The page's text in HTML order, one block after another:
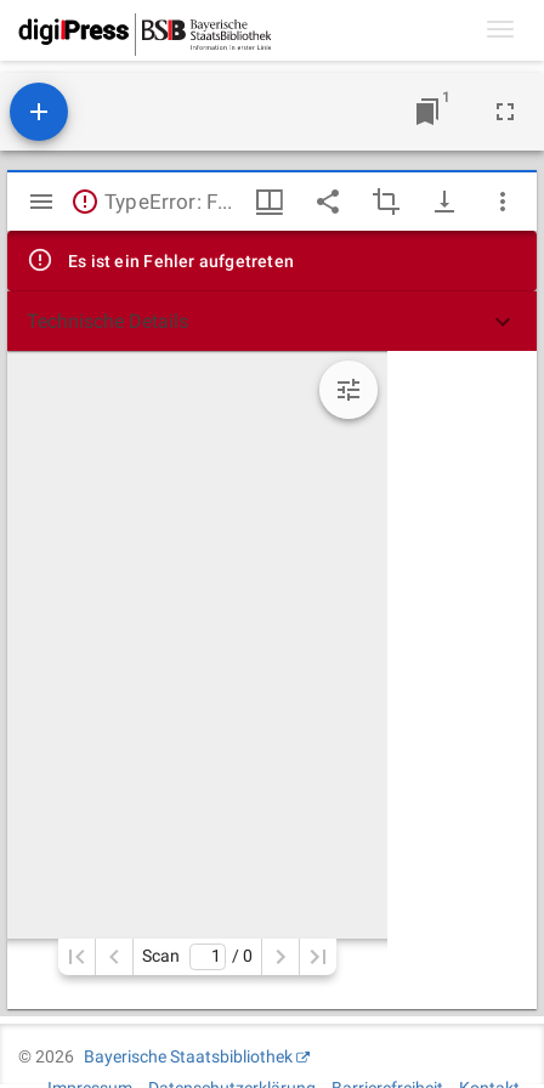
1
Mirador
Viewer
TypeError: Failed to fetch
Es ist ein Fehler aufgetreten
Technische Details
Scan / 0
©2026
Bayerische Staatsbibliothek